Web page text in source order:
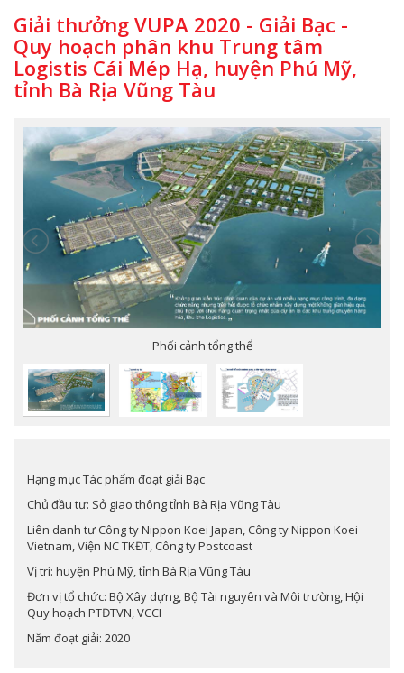
Giải thưởng VUPA 2020 - Giải Bạc -
Quy hoạch phân khu Trung tâm
Logistis Cái Mép Hạ, huyện Phú Mỹ,
tỉnh Bà Rịa Vũng Tàu
Phối cảnh tổng thể
Hạng mục Tác phẩm đoạt giải Bạc
Chủ đầu tư: Sở giao thông tỉnh Bà Rịa Vũng Tàu
Liên danh tư Công ty Nippon Koei Japan, Công ty Nippon Koei
Vietnam, Viện NC TKĐT, Công ty Postcoast
Vị trí: huyện Phú Mỹ, tỉnh Bà Rịa Vũng Tàu
Đơn vị tổ chức: Bộ Xây dựng, Bộ Tài nguyên và Môi trường, Hội
Quy hoạch PTĐTVN, VCCI
Năm đoạt giải: 2020